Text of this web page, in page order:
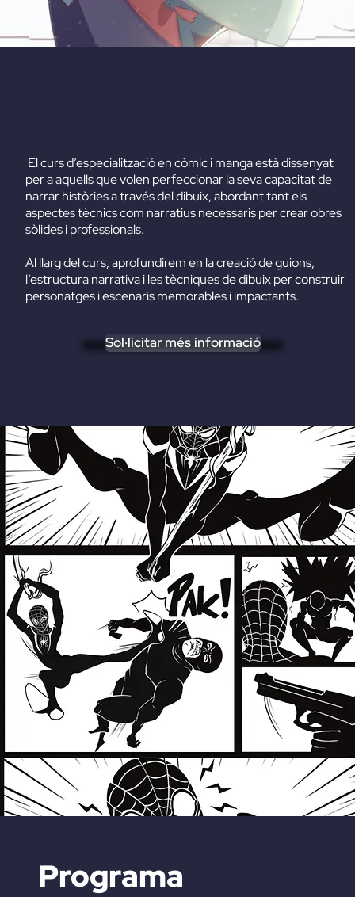
El curs d’especialització en còmic i manga està dissenyat
per a aquells que volen perfeccionar la seva capacitat de
narrar històries a través del dibuix, abordant tant els
aspectes tècnics com narratius necessaris per crear obres
sòlides i professionals.
Al llarg del curs, aprofundirem en la creació de guions,
l’estructura narrativa i les tècniques de dibuix per construir
personatges i escenaris memorables i impactants.
Sol·licitar més informació
Programa